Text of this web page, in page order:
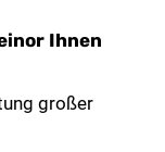
Ihnen
großer